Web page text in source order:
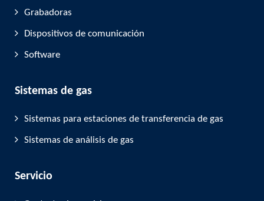
Grabadoras
Dispositivos de comunicación
Software
Sistemas de gas
Sistemas para estaciones de transferencia de gas
Sistemas de análisis de gas
Servicio